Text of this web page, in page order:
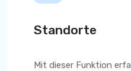
Standorte
Mit dieser Funktion